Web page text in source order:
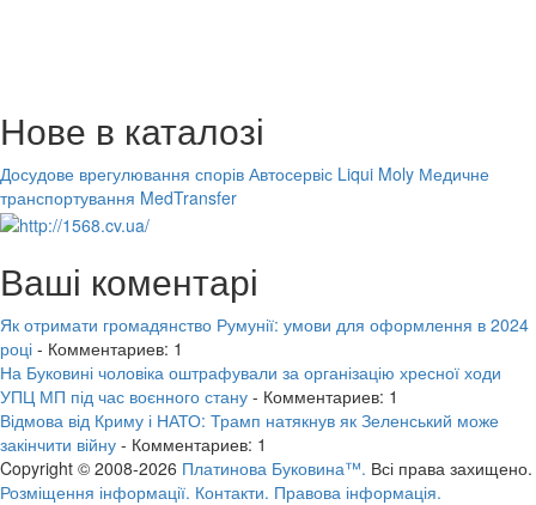
Нове в каталозі
Досудове врегулювання спорів Автосервіс Liqui Moly Медичне
транспортування MedTransfer
Ваші коментарі
Як отримати громадянство Румунії: умови для оформлення в 2024
році - Комментариев: 1
На Буковині чоловіка оштрафували за організацію хресної ходи
УПЦ МП під час воєнного стану - Комментариев: 1
Відмова від Криму і НАТО: Трамп натякнув як Зеленський може
закінчити війну - Комментариев: 1
Copyright © 2008-2026 Платинова Буковина™. Всі права захищено.
Розміщення інформації. Контакти. Правова інформація.